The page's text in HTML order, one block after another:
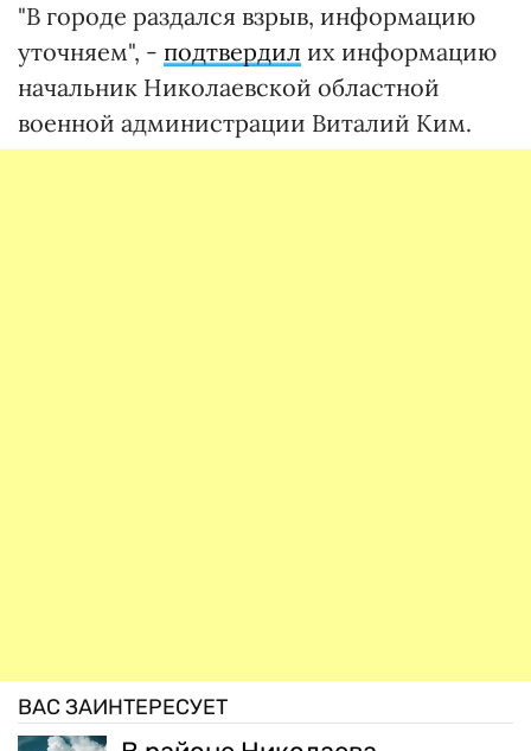
"В городе раздался взрыв, информацию
уточняем", - подтвердил их информацию
начальник Николаевской областной
военной администрации Виталий Ким.
ВАС ЗАИНТЕРЕСУЕТ